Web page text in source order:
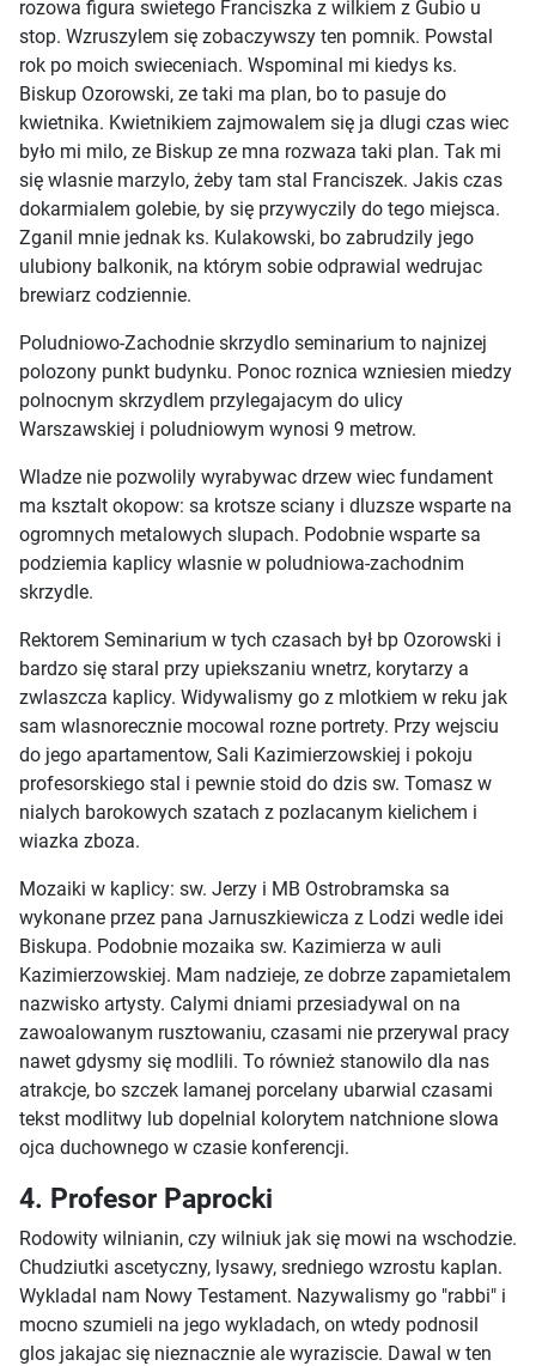
rozowa figura swietego Franciszka z wilkiem z Gubio u
stop. Wzruszylem się zobaczywszy ten pomnik. Powstal
rok po moich swieceniach. Wspominal mi kiedys ks.
Biskup Ozorowski, ze taki ma plan, bo to pasuje do
kwietnika. Kwietnikiem zajmowalem się ja dlugi czas wiec
było mi milo, ze Biskup ze mna rozwaza taki plan. Tak mi
się wlasnie marzylo, żeby tam stal Franciszek. Jakis czas
dokarmialem golebie, by się przywyczily do tego miejsca.
Zganil mnie jednak ks. Kulakowski, bo zabrudzily jego
ulubiony balkonik, na którym sobie odprawial wedrujac
brewiarz codziennie.
Poludniowo-Zachodnie skrzydlo seminarium to najnizej
polozony punkt budynku. Ponoc roznica wzniesien miedzy
polnocnym skrzydlem przylegajacym do ulicy
Warszawskiej i poludniowym wynosi 9 metrow.
Wladze nie pozwolily wyrabywac drzew wiec fundament
ma ksztalt okopow: sa krotsze sciany i dluzsze wsparte na
ogromnych metalowych slupach. Podobnie wsparte sa
podziemia kaplicy wlasnie w poludniowa-zachodnim
skrzydle.
Rektorem Seminarium w tych czasach był bp Ozorowski i
bardzo się staral przy upiekszaniu wnetrz, korytarzy a
zwlaszcza kaplicy. Widywalismy go z mlotkiem w reku jak
sam wlasnorecznie mocowal rozne portrety. Przy wejsciu
do jego apartamentow, Sali Kazimierzowskiej i pokoju
profesorskiego stal i pewnie stoid do dzis sw. Tomasz w
nialych barokowych szatach z pozlacanym kielichem i
wiazka zboza.
Mozaiki w kaplicy: sw. Jerzy i MB Ostrobramska sa
wykonane przez pana Jarnuszkiewicza z Lodzi wedle idei
Biskupa. Podobnie mozaika sw. Kazimierza w auli
Kazimierzowskiej. Mam nadzieje, ze dobrze zapamietalem
nazwisko artysty. Calymi dniami przesiadywal on na
zawoalowanym rusztowaniu, czasami nie przerywal pracy
nawet gdysmy się modlili. To również stanowilo dla nas
atrakcje, bo szczek lamanej porcelany ubarwial czasami
tekst modlitwy lub dopelnial kolorytem natchnione slowa
ojca duchownego w czasie konferencji.
4. Profesor Paprocki
Rodowity wilnianin, czy wilniuk jak się mowi na wschodzie.
Chudziutki ascetyczny, lysawy, sredniego wzrostu kaplan.
Wykladal nam Nowy Testament. Nazywalismy go "rabbi" i
mocno szumieli na jego wykladach, on wtedy podnosil
glos jakajac się nieznacznie ale wyraziscie. Dawal w ten